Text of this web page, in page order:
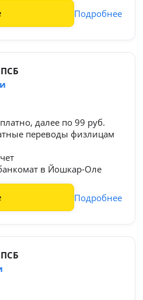
Подробнее
далее по 99 руб.
переводы физлицам
в Йошкар-Оле
Подробнее